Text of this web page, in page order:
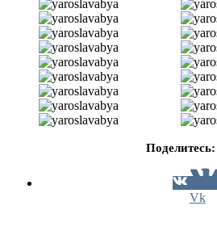
Поделитесь:
Vk